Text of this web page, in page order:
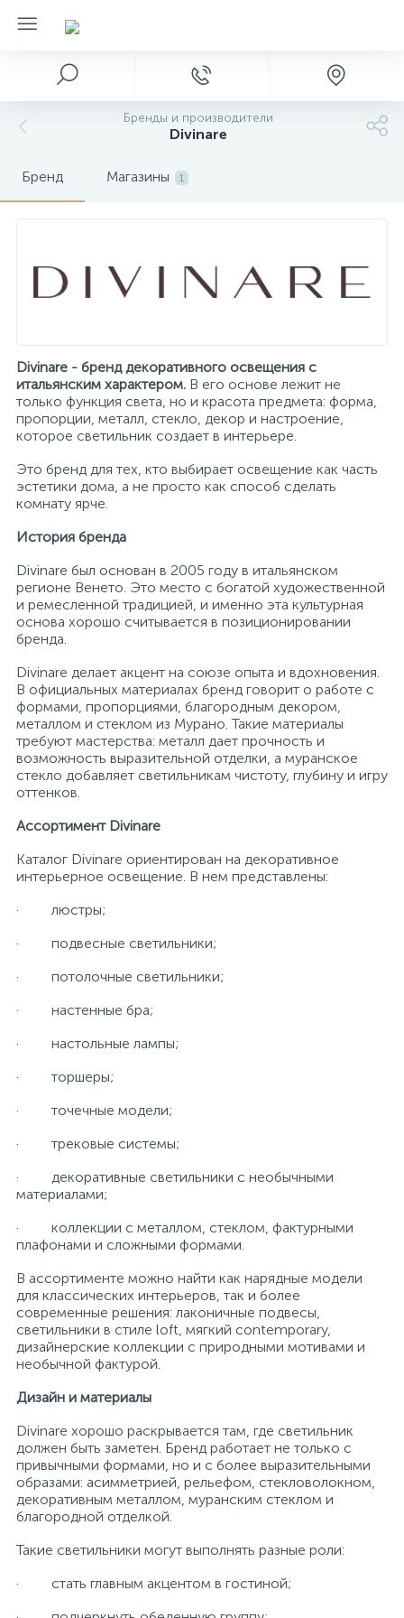
Бренды и производители
Divinare
Бренд Магазины 1
Divinare - бренд декоративного освещения с
итальянским характером. В его основе лежит не
только функция света, но и красота предмета: форма,
пропорции, металл, стекло, декор и настроение,
которое светильник создает в интерьере.
Это бренд для тех, кто выбирает освещение как часть
эстетики дома, а не просто как способ сделать
комнату ярче.
История бренда
Divinare был основан в 2005 году в итальянском
регионе Венето. Это место с богатой художественной
и ремесленной традицией, и именно эта культурная
основа хорошо считывается в позиционировании
бренда.
Divinare делает акцент на союзе опыта и вдохновения.
В официальных материалах бренд говорит о работе с
формами, пропорциями, благородным декором,
металлом и стеклом из Мурано. Такие материалы
требуют мастерства: металл дает прочность и
возможность выразительной отделки, а муранское
стекло добавляет светильникам чистоту, глубину и игру
оттенков.
Ассортимент Divinare
Каталог Divinare ориентирован на декоративное
интерьерное освещение. В нем представлены:
· люстры;
· подвесные светильники;
· потолочные светильники;
· настенные бра;
· настольные лампы;
· торшеры;
· точечные модели;
· трековые системы;
· декоративные светильники с необычными
материалами;
· коллекции с металлом, стеклом, фактурными
плафонами и сложными формами.
В ассортименте можно найти как нарядные модели
для классических интерьеров, так и более
современные решения: лаконичные подвесы,
светильники в стиле loft, мягкий contemporary,
дизайнерские коллекции с природными мотивами и
необычной фактурой.
Дизайн и материалы
Divinare хорошо раскрывается там, где светильник
должен быть заметен. Бренд работает не только с
привычными формами, но и с более выразительными
образами: асимметрией, рельефом, стекловолокном,
декоративным металлом, муранским стеклом и
благородной отделкой.
Такие светильники могут выполнять разные роли:
· стать главным акцентом в гостиной;